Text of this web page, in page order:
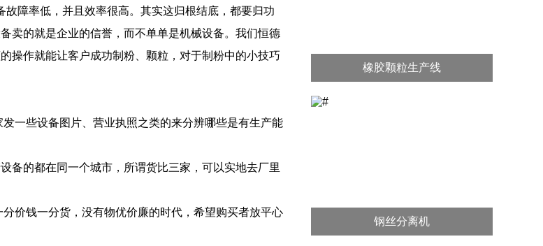
橡胶颗粒生产线
钢丝分离机
障率低，并且效率很高。其实这归根结底，都要归功
卖的就是企业的信誉，而不单单是机械设备。我们恒德
操作就能让客户成功制粉、颗粒 ，对于制粉中的小技巧
一些设备图片、营业执照之类的来分辨哪些是有生产能
备的都在同一个城市，所谓货比三家，可以实地去厂里
价钱一分货，没有物优价廉的时代，希望购买者放平心